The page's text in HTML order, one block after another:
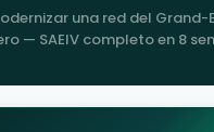
una red del Grand-
— SAEIV completo en 8